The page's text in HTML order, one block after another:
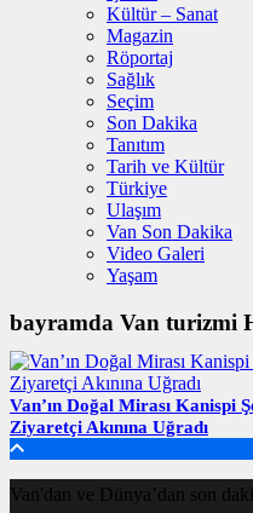
Kültür – Sanat
Magazin
Röportaj
Sağlık
Seçim
Son Dakika
Tanıtım
Tarih ve Kültür
Türkiye
Ulaşım
Van Son Dakika
Video Galeri
Yaşam
bayramda Van turizmi
Van’ın Doğal Mirası Kanispi
Ziyaretçi Akınına Uğradı
Van'dan ve Dünya’dan son